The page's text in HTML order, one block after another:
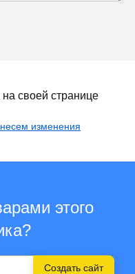
своей странице
изменения
этого
Создать сайт